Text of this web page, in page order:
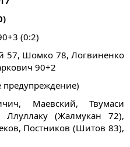
(0:2)
57, Шомко 78, Логвиненко
90+2
предупреждение)
Маевский, Твумаси
Ллуллаку (Жалмукан 72),
Постников (Шитов 83),